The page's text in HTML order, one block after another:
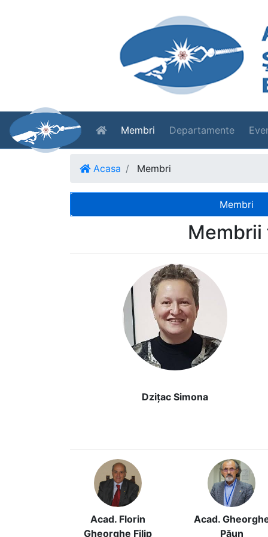
Membri Departamente
Acasa Membri
Membri
Dzițac Simona
Acad. Florin
Gheorghe Filip
Acad.
Păun